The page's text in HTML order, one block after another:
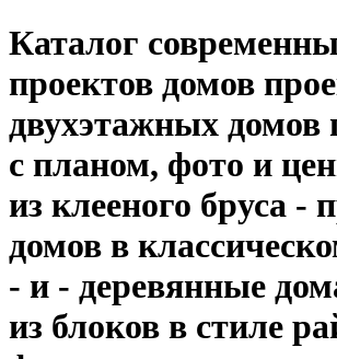
Каталог
проектов домов
двухэтажных домов
с планом, фото и
из клееного бруса -
домов в
- и - деревянные
из блоков в стиле